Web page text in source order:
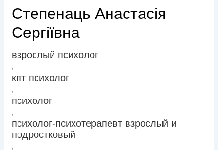
Степенаць Анастасія
Сергіївна
взрослый психолог
,
кпт психолог
,
психолог
,
психолог-психотерапевт взрослый и
подростковый
,